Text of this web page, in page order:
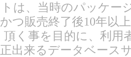
は、当時のパッケー
つ販売終了後10年以
頂く事を目的に、利用
出来るデータベース